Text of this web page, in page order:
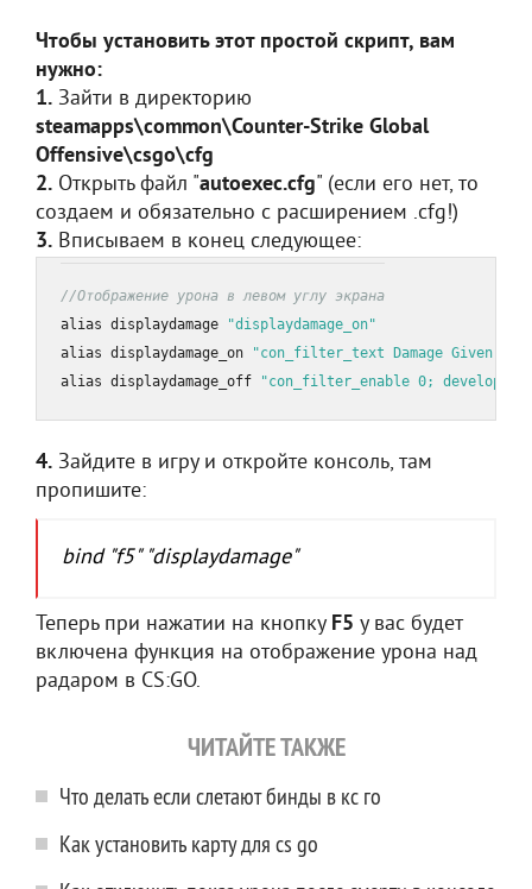
Чтобы установить этот простой скрипт, вам
нужно:
1. Зайти в директорию
steamapps\common\Counter-Strike Global
Offensive\csgo\cfg
2. Открыть файл "autoexec.cfg" (если его нет, то
создаем и обязательно с расширением .cfg!)
3. Вписываем в конец следующее:
//Отображение урона в левом углу экрана
alias displaydamage
"displaydamage_on"
alias displaydamage_on
"con_filter_text Damage Given
alias displaydamage_off
"con_filter_enable 0;
4. Зайдите в игру и откройте консоль, там
пропишите:
bind "f5" "displaydamage"
Теперь при нажатии на кнопку F5 у вас будет
включена функция на отображение урона над
радаром в CS:GO.
ЧИТАЙТЕ ТАКЖЕ
Что делать если слетают бинды в кс го
Как установить карту для cs go